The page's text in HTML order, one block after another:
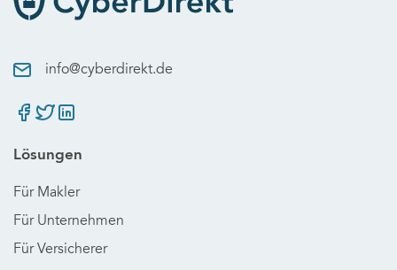
info@cyberdirekt.de
Lösungen
Für Makler
Für Unternehmen
Für Versicherer